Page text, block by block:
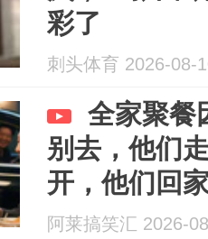
彩了
刺头体育 2026-08-
全家聚餐
别去，他们
开，他们回
阿莱搞笑汇 2026-